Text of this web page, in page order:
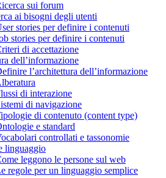
sui forum
ai bisogni degli utenti
stories per definire i contenuti
stories per definire i contenuti
di accettazione
dell’informazione
l’architettura dell’informazione
di interazione
di navigazione
di contenuto (content type)
e standard
controllati e tassonomie
linguaggio
leggono le persone sul web
regole per un linguaggio semplice